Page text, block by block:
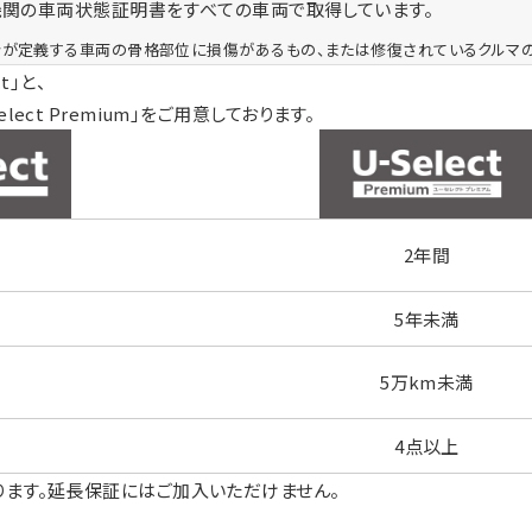
の車両状態証明書をすべての車両で取得しています。
義する車両の骨格部位に損傷があるもの、または修復されているクルマの
と、
Premium」をご用意しております。
2年間
5年未満
5万km未満
4点以上
。延長保証にはご加入いただけません。